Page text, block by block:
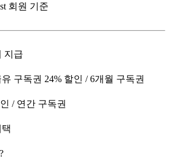
회원 기준
지급
구독권 24% 할인 / 6개월 구독권
/ 연간 구독권